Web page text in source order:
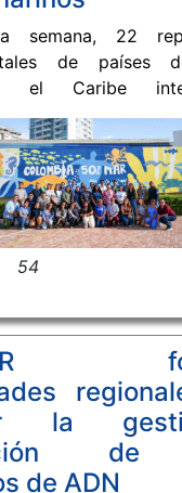
semana, 22
de países
Caribe
y fortalecieron
ecosistemas de
climáticas y de
54
la
de
de ADN